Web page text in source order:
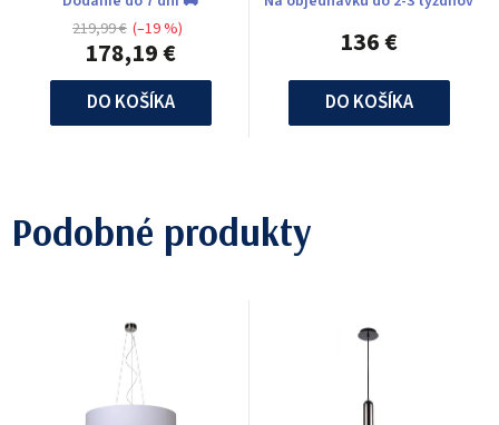
178,19 €
219,99 € (–19 %)
DO KOŠÍKA
136 €
DO KOŠÍKA
Podobné produkty